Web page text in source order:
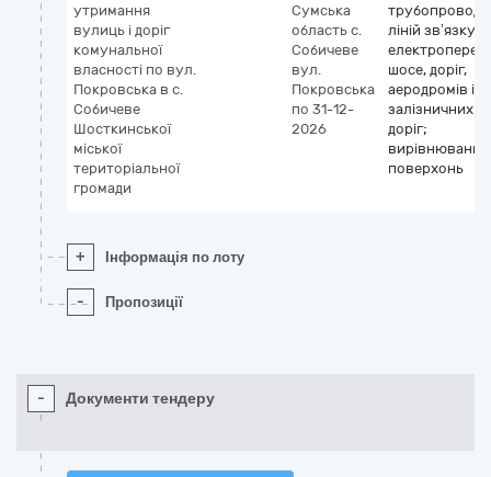
утримання
вулиць і доріг
комунальної
власності по вул.
Покровська в с.
Собичеве
Шосткинської
міської
територіальної
громади
Сумська
область с.
Собичеве
вул.
Покровська
по 31-12-
2026
ліній зв’язку
шосе, доріг,
аеродромів і
залізничних
доріг;
вирівнювання
поверхонь
+ Інформація по лоту
- Пропозиції
- Документи тендеру